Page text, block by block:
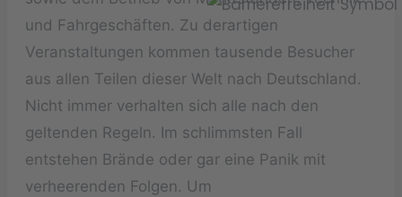
und Fahrgeschäften. Zu derartigen
Veranstaltungen kommen tausende Besucher
aus allen Teilen dieser Welt nach Deutschland.
Nicht immer verhalten sich alle nach den
geltenden Regeln. Im schlimmsten Fall
entstehen Brände oder gar eine Panik mit
verheerenden Folgen. Um